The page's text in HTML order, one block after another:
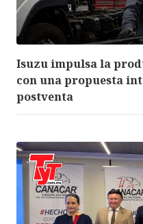
Isuzu impulsa la
con una propuesta
postventa